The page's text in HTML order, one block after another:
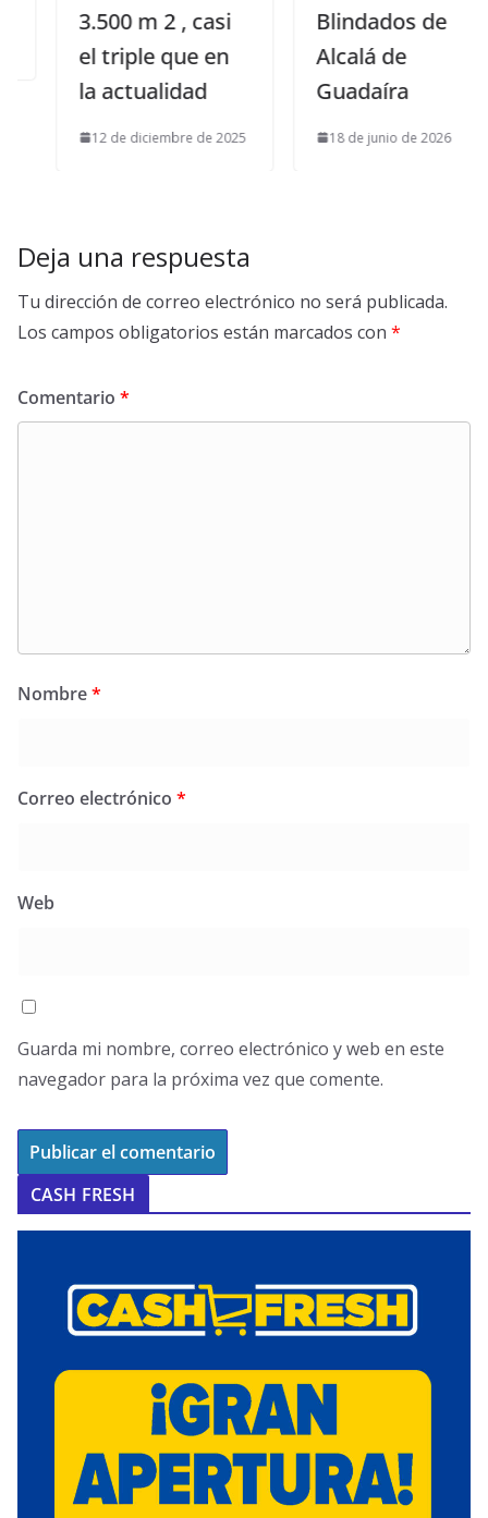
3.500 m 2 , casi
el triple que en
la actualidad
12 de diciembre de 2025
Blindados de
Alcalá de
Guadaíra
18 de junio de 2026
Deja una respuesta
Tu dirección de correo electrónico no será publicada.
Los campos obligatorios están marcados con *
Comentario *
Nombre*
Correo electrónico *
Web
Guarda mi nombre, correo electrónico y web en este
navegador para la próxima vez que comente.
CASH FRESH